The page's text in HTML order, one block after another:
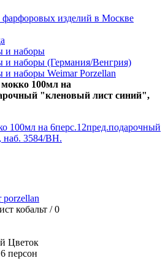
фарфоровых изделий в Москве
и наборы
и наборы (Германия/Венгрия)
наборы Weimar Porzellan
100мл на
"кленовый лист синий",
porzellan
кобальт / 0
Цветок
персон